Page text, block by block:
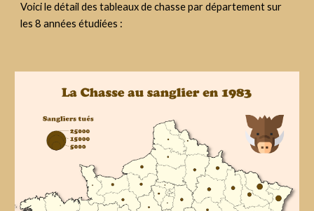
Voici le détail des tableaux de chasse par département sur
les 8 années étudiées :